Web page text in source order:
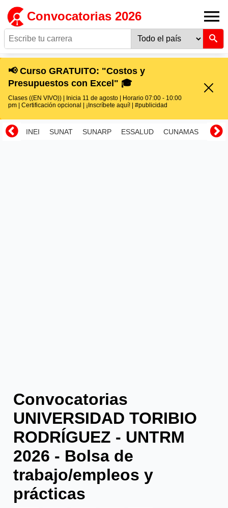
Convocatorias 2026
📢 Curso GRATUITO: "Costos y
Presupuestos con Excel" 🎓
Clases ((EN VIVO)) | Inicia 11 de agosto | Horario 07:00 - 10:00
pm | Certificación opcional | ¡Inscríbete aquí! | #publicidad
INEI SUNAT SUNARP ESSALUD CUNAMAS
Convocatorias
UNIVERSIDAD TORIBIO
RODRÍGUEZ - UNTRM
2026 - Bolsa de
trabajo/empleos y
prácticas